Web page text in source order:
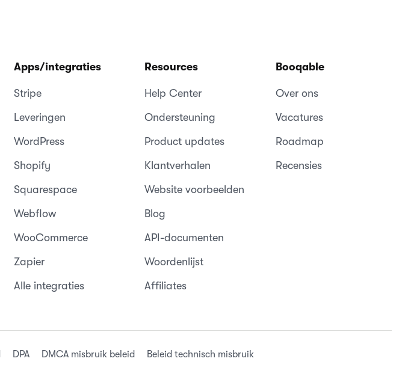
Apps/integraties
Stripe
Leveringen
WordPress
Shopify
Squarespace
Webflow
WooCommerce
Zapier
Alle integraties
Resources
Help Center
Ondersteuning
Product updates
Klantverhalen
Website voorbeelden
Blog
API-documenten
Woordenlijst
Affiliates
Booqable
Over ons
Vacatures
Roadmap
Recensies
DPA DMCA misbruik beleid Beleid technisch misbruik